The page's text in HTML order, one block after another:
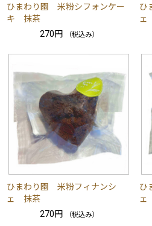
ひまわり園 米粉シフォンケー
キ 抹茶
270円
（税込み）
ひ
ェ
ひまわり園 米粉フィナンシ
ェ 抹茶
270円
（税込み）
ひ
ェ